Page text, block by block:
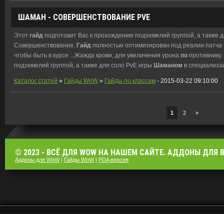
ШАМАН - СОВЕРШЕНСТВОВАНИЕ PVE
Этот гайд подготовит Вас к прохождению подземелий группой, а также
Совершенствование. Гайд полностью оптимизирован под реалии
чтобы быть в курсе ...Жажда крови, для увеличения урона по
подземелий группой, а также для соло PvE игры Шаманом в
Каталог статей » Гайды WoW » Гайды по классам - 2015-03-22 09:10:00
1 2 »
© 2023 - ВСЁ ДЛЯ WOW НА НАШЕМ САЙТЕ. АДДОНЫ ДЛЯ
Аддоны для WoW| Гайды WoW| PDA версия